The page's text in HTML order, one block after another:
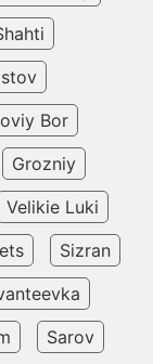
Bor
Grozniy
Velikie Luki
Sizran
Sarov